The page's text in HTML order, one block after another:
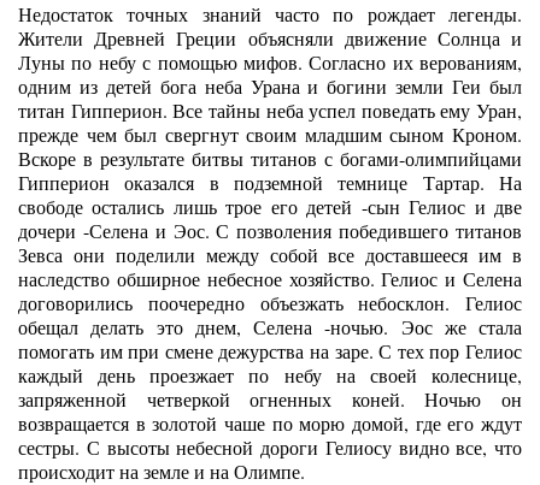
Недостаток точных знаний часто по рождает легенды.
Жители Древней Греции объясняли движение Солнца и
Луны по небу с помощью мифов. Согласно их верованиям,
одним из детей бога неба Урана и богини земли Геи был
титан Гипперион. Все тайны неба успел поведать ему Уран,
прежде чем был свергнут своим младшим сыном Кроном.
Вскоре в результате битвы титанов с богами-олимпийцами
Гипперион оказался в подземной темнице Тартар. На
свободе остались лишь трое его детей -сын Гелиос и две
дочери -Селена и Эос. С позволения победившего титанов
Зевса они поделили между собой все доставшееся им в
наследство обширное небесное хозяйство. Гелиос и Селена
договорились поочередно объезжать небосклон. Гелиос
обещал делать это днем, Селена -ночью. Эос же стала
помогать им при смене дежурства на заре. С тех пор Гелиос
каждый день проезжает по небу на своей колеснице,
запряженной четверкой огненных коней. Ночью он
возвращается в золотой чаше по морю домой, где его ждут
сестры. С высоты небесной дороги Гелиосу видно все, что
происходит на земле и на Олимпе.